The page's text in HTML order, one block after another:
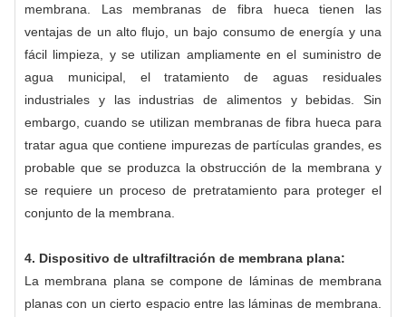
membrana. Las membranas de fibra hueca tienen las
ventajas de un alto flujo, un bajo consumo de energía y una
fácil limpieza, y se utilizan ampliamente en el suministro de
agua municipal, el tratamiento de aguas residuales
industriales y las industrias de alimentos y bebidas. Sin
embargo, cuando se utilizan membranas de fibra hueca para
tratar agua que contiene impurezas de partículas grandes, es
probable que se produzca la obstrucción de la membrana y
se requiere un proceso de pretratamiento para proteger el
conjunto de la membrana.
4. Dispositivo de ultrafiltración de membrana plana:
La membrana plana se compone de láminas de membrana
planas con un cierto espacio entre las láminas de membrana.